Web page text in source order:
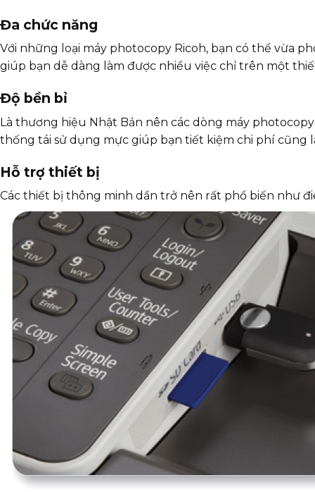
Đa chức năng
Với những loại máy photocopy Ricoh, bạn có thể vừa
giúp bạn dễ dàng làm được nhiều việc chỉ trên một
Độ bền bỉ
Là thương hiệu Nhật Bản nên các dòng máy
thống tái sử dụng mực giúp bạn tiết kiệm chi phí cũng
Hỗ trợ thiết bị
Các thiết bị thông minh dần trở nên rất phổ biến như